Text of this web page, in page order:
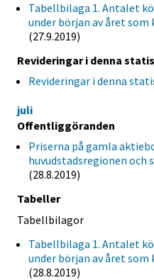
Tabellbilaga 1. Antalet
under början av året
(27.9.2019)
Revideringar i denna
Revideringar i denna
juli
Offentliggöranden
Priserna på gamla
huvudstadsregionen och
(28.8.2019)
Tabeller
Tabellbilagor
Tabellbilaga 1. Antalet
under början av året
(28.8.2019)